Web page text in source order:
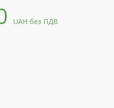
UAHбез ПДВ